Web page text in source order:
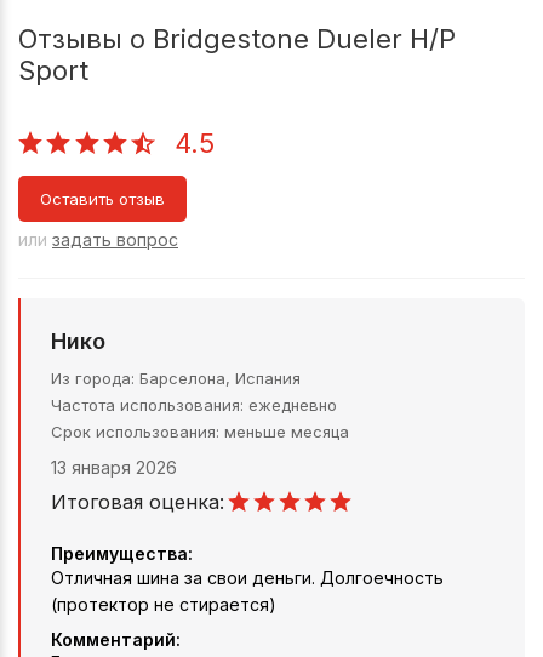
Отзывы о Bridgestone Dueler H/P
Sport
4.5
Оставить отзыв
или задать вопрос
Нико
Из города Барселона, Испания
Частота использования ежедневно
Срок использования меньше месяца
13 января 2026
Итоговая оценка:
Преимущества:
Отличная шина за свои деньги. Долгоечность
(протектор не стирается)
Комментарий: